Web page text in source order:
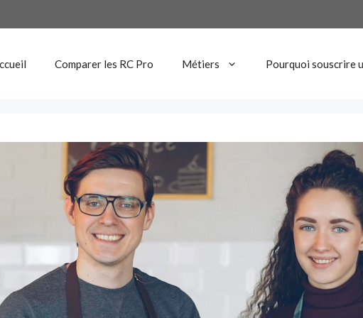
Comparer les RC Pro Métiers Pourquoi souscrire